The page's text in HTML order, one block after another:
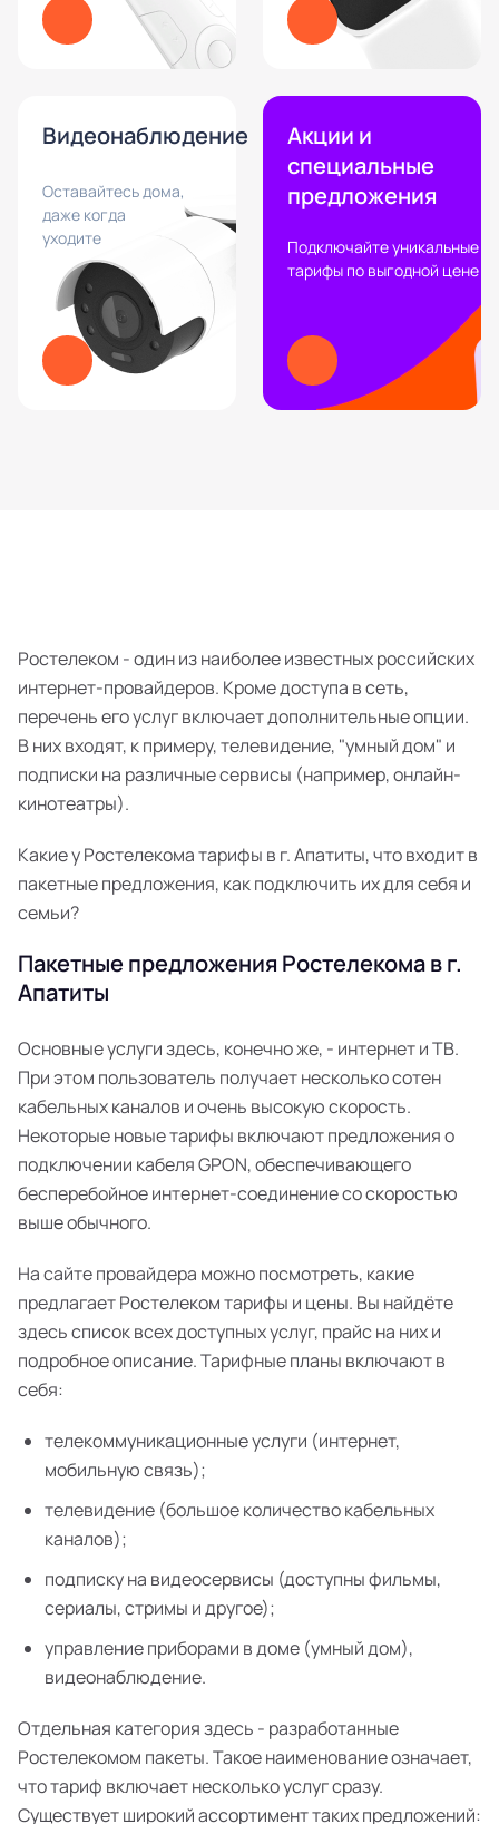
Видеонаблюдение
Оставайтесь дома,
даже когда
уходите
Акции и
специальные
предложения
Подключайте уникальные
тарифы по выгодной цене
Ростелеком - один из наиболее известных российских
интернет-провайдеров. Кроме доступа в сеть,
перечень его услуг включает дополнительные опции.
В них входят, к примеру, телевидение, "умный дом" и
подписки на различные сервисы (например, онлайн-
кинотеатры).
Какие у Ростелекома тарифы в г. Апатиты, что входит в
пакетные предложения, как подключить их для себя и
семьи?
Пакетные предложения Ростелекома в г.
Апатиты
Основные услуги здесь, конечно же, - интернет и ТВ.
При этом пользователь получает несколько сотен
кабельных каналов и очень высокую скорость.
Некоторые новые тарифы включают предложения о
подключении кабеля GPON, обеспечивающего
бесперебойное интернет-соединение со скоростью
выше обычного.
На сайте провайдера можно посмотреть, какие
предлагает Ростелеком тарифы и цены. Вы найдёте
здесь список всех доступных услуг, прайс на них и
подробное описание. Тарифные планы включают в
себя:
телекоммуникационные услуги (интернет,
мобильную связь);
телевидение (большое количество кабельных
каналов);
подписку на видеосервисы (доступны фильмы,
сериалы, стримы и другое);
управление приборами в доме (умный дом),
видеонаблюдение.
Отдельная категория здесь - разработанные
Ростелекомом пакеты. Такое наименование означает,
что тариф включает несколько услуг сразу.
Существует широкий ассортимент таких предложений: